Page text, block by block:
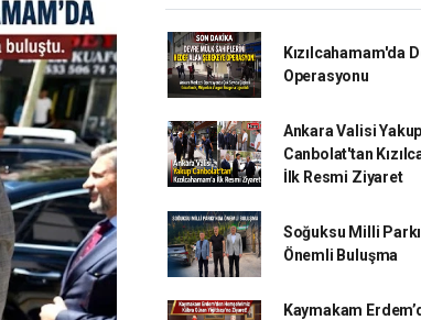
Kızılcahamam'da
Operasyonu
Ankara Valisi Yakup
Canbolat'tan
İlk Resmi Ziyaret
Soğuksu Milli
Önemli Buluşma
Kaymakam